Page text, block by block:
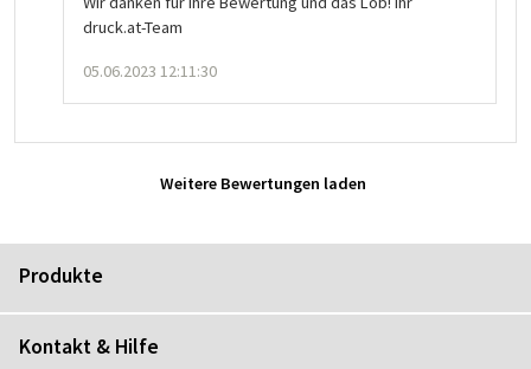
druck.at-Team
05.06.2023 12:11:30
Weitere Bewertungen laden
Produkte
Kontakt & Hilfe